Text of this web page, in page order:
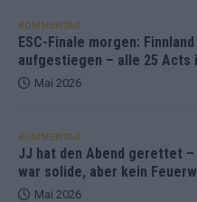
KOMMENTAR
ESC-Finale morgen:
aufgestiegen – alle 25 Acts
Mai 2026
KOMMENTAR
JJ hat den Abend gerettet –
war solide, aber kein
Mai 2026